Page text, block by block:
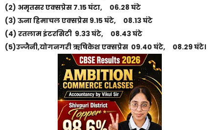
(2) अमृतसर एक्सप्रेस 7.15 घंटा, 06.28 घंटे
(3) ऊना हिमाचल एक्सप्रेस 9.15 घंटे, 08.13 घंटे
(4) रतलाम इंटरसिटी 9.33 घंटे, 08.43 घंटे
(5)उज्जैनी,योगनगरी ऋषिकेश एक्सप्रेस 09.40 घंटे, 08.29 घंटे।